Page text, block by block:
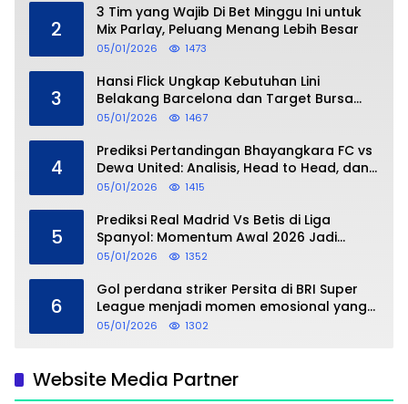
2
3 Tim yang Wajib Di Bet Minggu Ini untuk
Mix Parlay, Peluang Menang Lebih Besar
05/01/2026 1473
3
Hansi Flick Ungkap Kebutuhan Lini
Belakang Barcelona dan Target Bursa
Transfer Januari
05/01/2026 1467
4
Prediksi Pertandingan Bhayangkara FC vs
Dewa United: Analisis, Head to Head, dan
Perkiraan Skor
05/01/2026 1415
5
Prediksi Real Madrid Vs Betis di Liga
Spanyol: Momentum Awal 2026 Jadi
Taruhan
05/01/2026 1352
6
Gol perdana striker Persita di BRI Super
League menjadi momen emosional yang
dipersembahkan untuk sang buah hati
05/01/2026 1302
Website Media Partner